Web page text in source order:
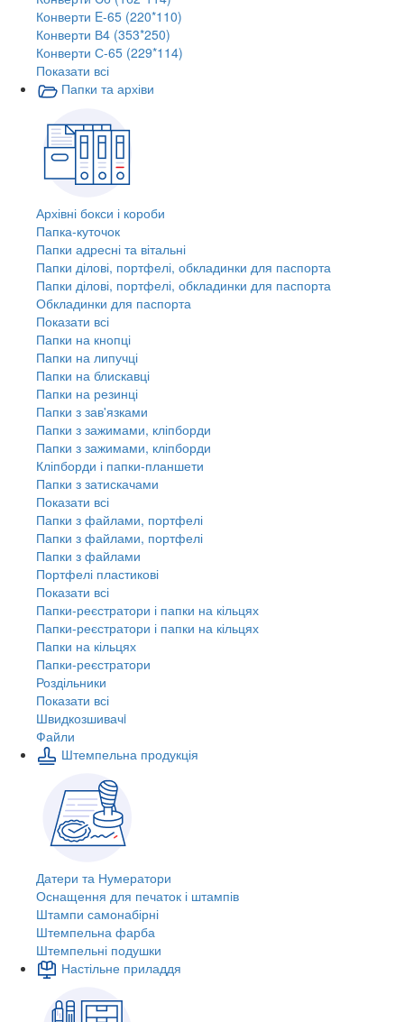
Конверти E-65 (220*110)
Конверти В4 (353*250)
Конверти С-65 (229*114)
Показати всі
Папки та архіви
Архівні бокси і короби
Папка-куточок
Папки адресні та вітальні
Папки ділові, портфелі, обкладинки для паспорта
Папки ділові, портфелі, обкладинки для паспорта
Обкладинки для паспорта
Показати всі
Папки на кнопці
Папки на липучці
Папки на блискавці
Папки на резинці
Папки з зав'язками
Папки з зажимами, кліпборди
Папки з зажимами, кліпборди
Кліпборди і папки-планшети
Папки з затискачами
Показати всі
Папки з файлами, портфелі
Папки з файлами, портфелі
Папки з файлами
Портфелі пластикові
Показати всі
Папки-реєстратори і папки на кільцях
Папки-реєстратори і папки на кільцях
Папки на кільцях
Папки-реєстратори
Роздільники
Показати всі
Швидкозшивачi
Файли
Штемпельна продукція
Датери та Нумератори
Оснащення для печаток і штампів
Штампи самонабірні
Штемпельна фарба
Штемпельні подушки
Настільне приладдя